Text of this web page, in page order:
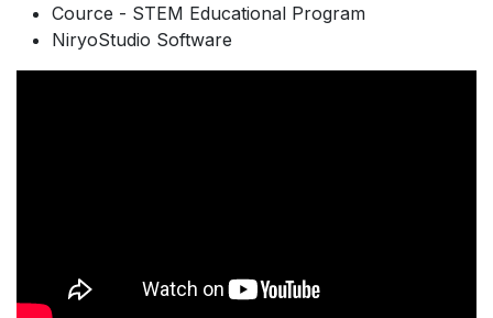
Cource - STEM Educational Program
NiryoStudio Software